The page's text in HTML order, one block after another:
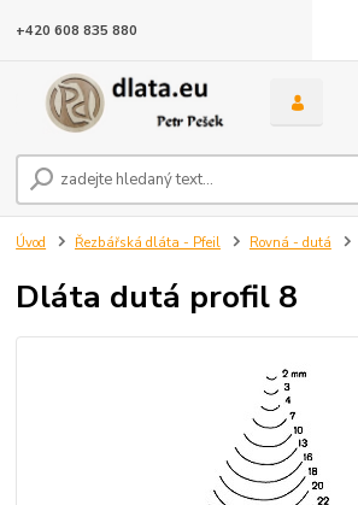
+420 608 835 880
Úvod Řezbářská dláta - Pfeil Rovná - dutá
Dláta dutá profil 8